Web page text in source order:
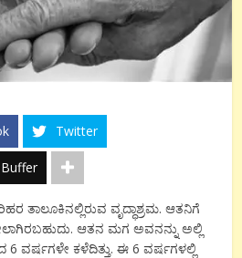
Twitter
Buffer
ತಾಲೂಕಿನಲ್ಲಿರುವ ವೃದ್ಧಾಶ್ರಮ. ಆತನಿಗೆ
ಆತನ ಮಗ ಅವನನ್ನು ಅಲ್ಲಿ
6 ವರ್ಷಗಳೇ ಕಳೆದಿತ್ತು. ಈ 6 ವರ್ಷಗಳಲ್ಲಿ